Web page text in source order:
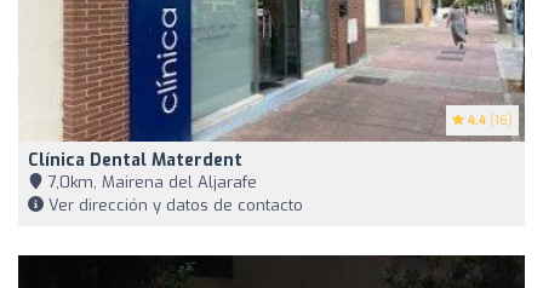
4.4 (16)
Clínica Dental Materdent
7,0km, Mairena del Aljarafe
Ver dirección y datos de contacto